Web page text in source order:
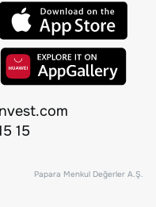
15
Papara Menkul Değerler A.Ş.